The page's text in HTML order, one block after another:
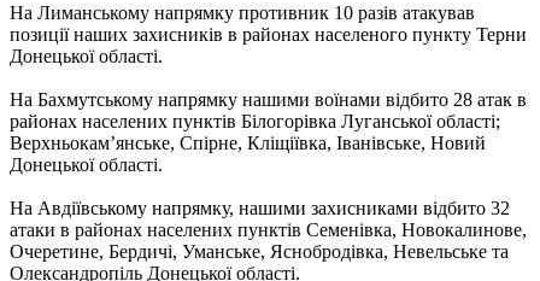
На Лиманському напрямку противник 10 разів атакував
позиції наших захисників в районах населеного пункту Терни
Донецької області.
На Бахмутському напрямку нашими воїнами відбито 28 атак в
районах населених пунктів Білогорівка Луганської області;
Верхньокам’янське, Спірне, Кліщіївка, Іванівське, Новий
Донецької області.
На Авдіївському напрямку, нашими захисниками відбито 32
атаки в районах населених пунктів Семенівка, Новокалинове,
Очеретине, Бердичі, Уманське, Яснобродівка, Невельське та
Олександропіль Донецької області.